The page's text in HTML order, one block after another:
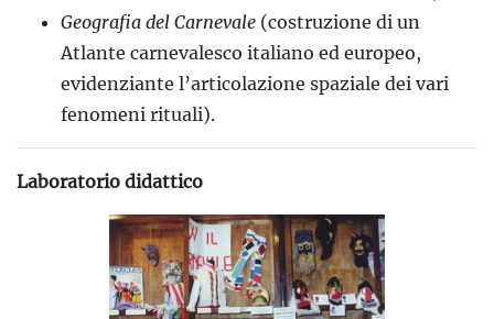
Geografia del Carnevale (costruzione di un
Atlante carnevalesco italiano ed europeo,
evidenziante l’articolazione spaziale dei vari
fenomeni rituali).
Laboratorio didattico